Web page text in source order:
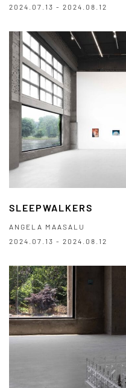
2024.07.13 - 2024.08.12
SLEEPWALKERS
ANGELA MAASALU
2024.07.13 - 2024.08.12